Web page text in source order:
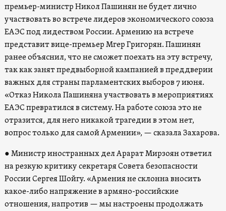
премьер-министр Никол Пашинян не будет лично
участвовать во встрече лидеров экономического союза
ЕАЭС под лидеством России. Армению на встрече
представит вице-премьер Мгер Григорян. Пашинян
ранее объяснил, что не сможет поехать на эту встречу,
так как занят предвыборной кампанией в преддверии
важных для страны парламентских выборов 7 июня.
«Отказ Никола Пашиняна участвовать в мероприятиях
ЕАЭС превратился в систему. На работе союза это не
отразится, для него никакой трагедии в этом нет,
вопрос только для самой Армении», — сказала Захарова.
● Министр иностранных дел Арарат Мирзоян ответил
на резкую критику секретаря Совета безопасности
России Сергея Шойгу. «Армения не склонна вносить
какое-либо напряжение в армяно-российские
отношения, напротив — мы настроены продолжать